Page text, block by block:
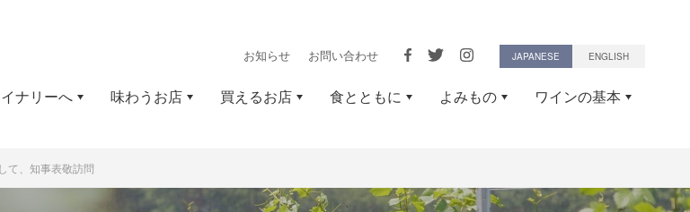
お知らせ お問い合わせ JAPANESE ENGLISH
ナリーへ 味わうお店 買えるお店 食とともに よみもの ワインの基本
て、知事表敬訪問